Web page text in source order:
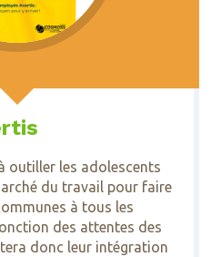
outiller les adolescents
du travail pour faire
à tous les
des attentes des
donc leur intégration